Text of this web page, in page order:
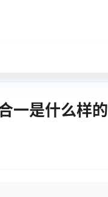
一是什么样的